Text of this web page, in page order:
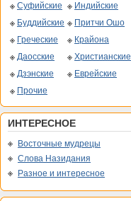
Суфийские
Индийские
Буддийские
Притчи Ошо
Греческие
Крайона
Даосские
Христианские
Дзэнские
Еврейские
Прочие
ИНТЕРЕСНОЕ
Восточные мудрецы
Слова Назидания
Разное и интересное